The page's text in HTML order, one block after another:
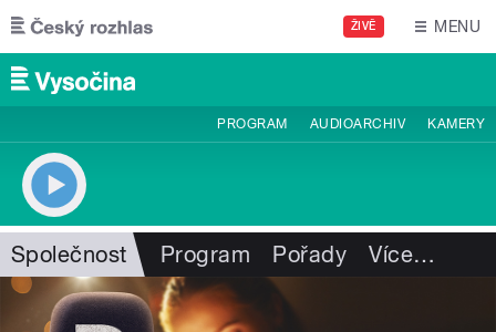
Přejít k hlavnímu obsahu
ŽIVĚ MENU
PROGRAM AUDIOARCHIV KAMERY
Společnost Program Pořady Více…